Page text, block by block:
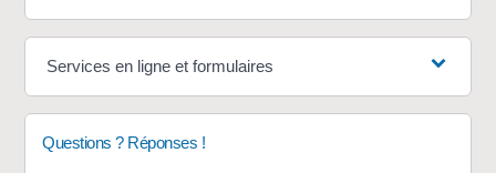
Services en ligne et formulaires
Questions ? Réponses !